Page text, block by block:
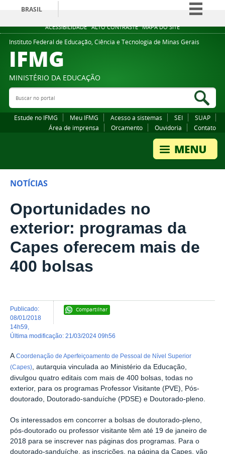
ACESSIBILIDADE ALTO CONTRASTE MAPA DO SITE
BRASIL
Simplifique!
Comunica BR
Legislação
Instituto Federal de Educação, Ciência e Tecnologia de Minas Gerais
IFMG
MINISTÉRIO DA EDUCAÇÃO
Buscar no portal
Estude no IFMG Meu IFMG Acesso a sistemas SEI
SUAP
Área de imprensa
Orcamento Ouvidoria Contato
NOTÍCIAS
Oportunidades no
exterior: programas da
Capes oferecem mais de
400 bolsas
Compartilhar
publicado:
08/01/2018
14h59
última modificação: 21/03/2024 09h56
ACoordenação de Aperfeiçoamento de Pessoal de Nível Superior
(Capes), autarquia vinculada ao Ministério da Educação,
divulgou quatro editais com mais de 400 bolsas, todas no
exterior, para os programas Professor Visitante (PVE), Pós-
doutorado, Doutorado-sanduíche (PDSE) e Doutorado-pleno.
Os interessados em concorrer a bolsas de doutorado-pleno,
pós-doutorado ou professor visitante têm até 19 de janeiro de
2018 para se inscrever nas páginas dos programas. Para o
doutorado-sanduíche, as inscrições, na página da Capes, vão